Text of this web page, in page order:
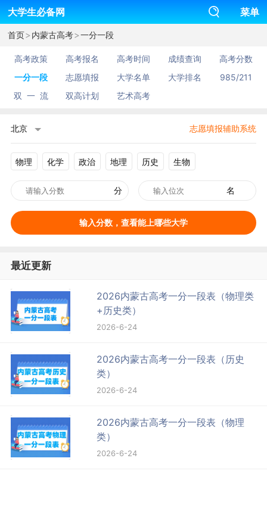
大学生必备网 菜单
首页>内蒙古高考>一分一段
高考政策 高考报名 高考时间 成绩查询
高考分数
一分一段
志愿填报 大学名单 大学排名
985/211
双 一 流
双高计划 艺术高考
北京 志愿填报辅助系统
物理 化学 政治 地理 历史 生物
分 名
输入分数，查看能上哪些大学
最近更新
2026内蒙古高考一分一段表（物理类
+历史类）
2026-6-24
2026内蒙古高考一分一段表（历史
类）
2026-6-24
2026内蒙古高考一分一段表（物理
类）
2026-6-24